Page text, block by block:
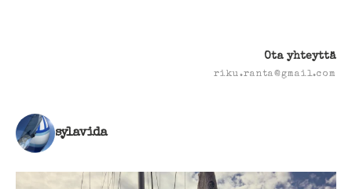
Ota yhteyttä
riku.ranta@gmail.com
sylavida